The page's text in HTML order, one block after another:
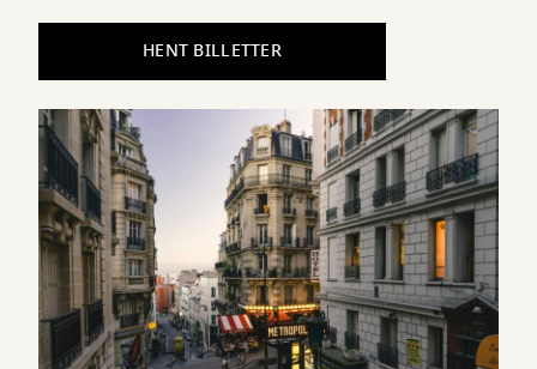
HENT BILLETTER